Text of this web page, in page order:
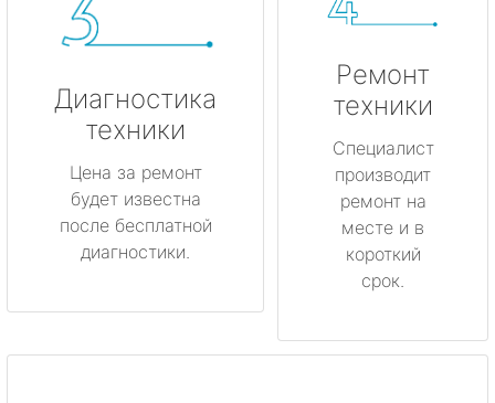
Диагностика
техники
Цена за ремонт
будет известна
после бесплатной
диагностики.
Ремонт
техники
Специалист
производит
ремонт на
месте и в
короткий
срок.